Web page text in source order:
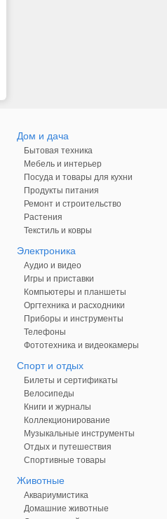
Дом и дача
Бытовая техника
Мебель и интерьер
Посуда и товары для кухни
Продукты питания
Ремонт и строительство
Растения
Текстиль и ковры
Электроника
Аудио и видео
Игры и приставки
Компьютеры и планшеты
Оргтехника и расходники
Приборы и инструменты
Телефоны
Фототехника и видеокамеры
Спорт и отдых
Билеты и сертификаты
Велосипеды
Книги и журналы
Коллекционирование
Музыкальные инструменты
Отдых и путешествия
Спортивные товары
Животные
Аквариумистика
Домашние животные